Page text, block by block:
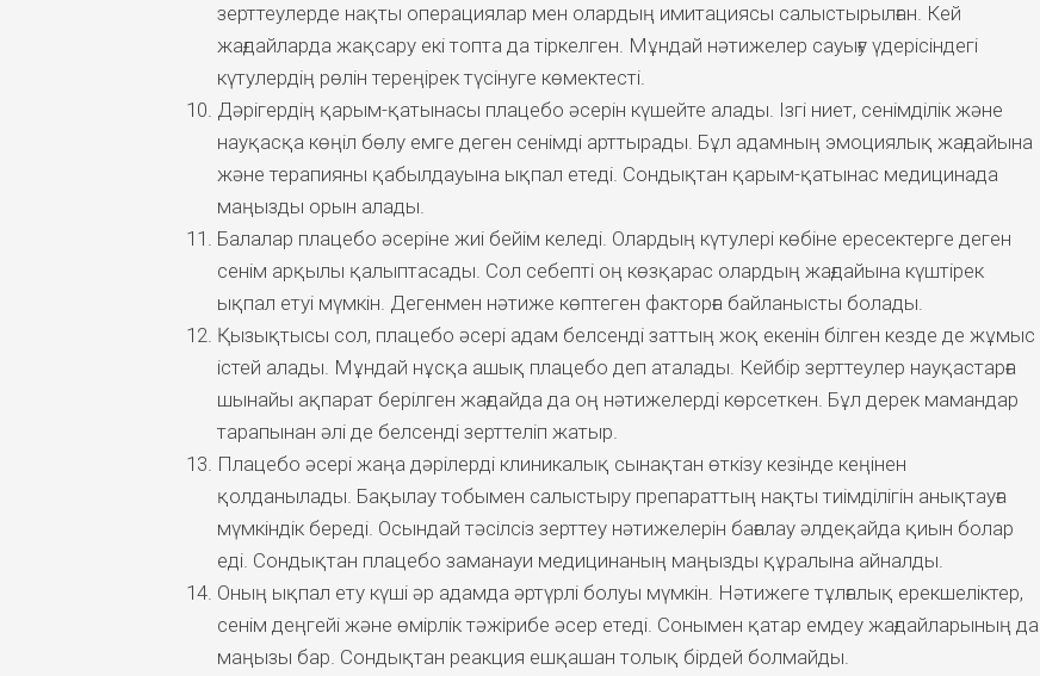
зерттеулерде нақты операциялар мен олардың имитациясы салыстырылған. Кей
жағдайларда жақсару екі топта да тіркелген. Мұндай нәтижелер сауығу үдерісіндегі
күтулердің рөлін тереңірек түсінуге көмектесті.
Дәрігердің қарым-қатынасы плацебо әсерін күшейте алады. Ізгі ниет, сенімділік және
науқасқа көңіл бөлу емге деген сенімді арттырады. Бұл адамның эмоциялық жағдайына
және терапияны қабылдауына ықпал етеді. Сондықтан қарым-қатынас медицинада
маңызды орын алады.
Балалар плацебо әсеріне жиі бейім келеді. Олардың күтулері көбіне ересектерге деген
сенім арқылы қалыптасады. Сол себепті оң көзқарас олардың жағдайына күштірек
ықпал етуі мүмкін. Дегенмен нәтиже көптеген факторға байланысты болады.
Қызықтысы сол, плацебо әсері адам белсенді заттың жоқ екенін білген кезде де жұмыс
істей алады. Мұндай нұсқа ашық плацебо деп аталады. Кейбір зерттеулер науқастарға
шынайы ақпарат берілген жағдайда да оң нәтижелерді көрсеткен. Бұл дерек мамандар
тарапынан әлі де белсенді зерттеліп жатыр.
Плацебо әсері жаңа дәрілерді клиникалық сынақтан өткізу кезінде кеңінен
қолданылады. Бақылау тобымен салыстыру препараттың нақты тиімділігін анықтауға
мүмкіндік береді. Осындай тәсілсіз зерттеу нәтижелерін бағалау әлдеқайда қиын болар
еді. Сондықтан плацебо заманауи медицинаның маңызды құралына айналды.
Оның ықпал ету күші әр адамда әртүрлі болуы мүмкін. Нәтижеге тұлғалық ерекшеліктер,
сенім деңгейі және өмірлік тәжірибе әсер етеді. Сонымен қатар емдеу жағдайларының да
маңызы бар. Сондықтан реакция ешқашан толық бірдей болмайды.